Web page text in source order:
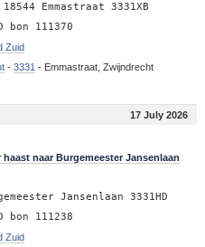
Emmastraat 3331XB
bon 111370
Zuid
- 3331 - Emmastraat, Zwijndrecht
17 July 2026
naar Burgemeester Jansenlaan
Jansenlaan 3331HD
bon 111238
Zuid